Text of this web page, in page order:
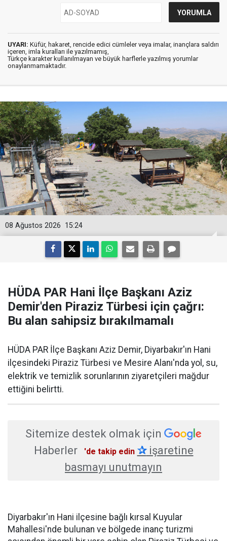
UYARI: Küfür, hakaret, rencide edici cümleler veya imalar, inançlara saldırı
içeren, imla kuralları ile yazılmamış,
Türkçe karakter kullanılmayan ve büyük harflerle yazılmış yorumlar
onaylanmamaktadır.
15:24
08 Ağustos 2026
HÜDA PAR Hani İlçe Başkanı Aziz
Demir'den Piraziz Türbesi için çağrı:
Bu alan sahipsiz bırakılmamalı
HÜDA PAR İlçe Başkanı Aziz Demir, Diyarbakır'ın Hani
ilçesindeki Piraziz Türbesi ve Mesire Alanı'nda yol, su,
elektrik ve temizlik sorunlarının ziyaretçileri mağdur
ettiğini belirtti.
Sitemize destek olmak için
Haberler
'de takip edin ✰işaretine
basmayı unutmayın
Diyarbakır'ın Hani ilçesine bağlı kırsal Kuyular
Mahallesi'nde bulunan ve bölgede inanç turizmi